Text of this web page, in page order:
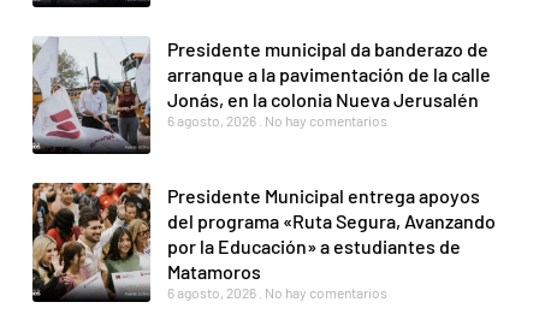
Presidente municipal da banderazo de
arranque a la pavimentación de la calle
Jonás, en la colonia Nueva Jerusalén
6 agosto, 2026 No hay comentarios
Presidente Municipal entrega apoyos
del programa «Ruta Segura, Avanzando
por la Educación» a estudiantes de
Matamoros
6 agosto, 2026 No hay comentarios